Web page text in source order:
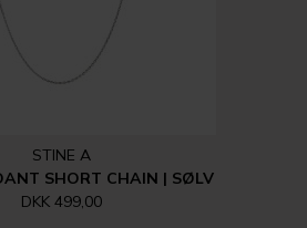
STINE A
SHORT CHAIN | SØLV
DKK 499,00